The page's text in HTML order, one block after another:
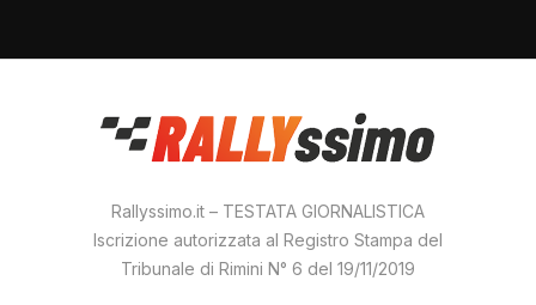
Rallyssimo.it – TESTATA GIORNALISTICA
Iscrizione autorizzata al Registro Stampa del
Tribunale di Rimini N° 6 del 19/11/2019